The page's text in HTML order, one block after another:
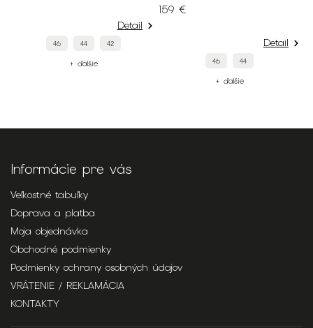
Detail
46 44 42
+ ďalšie
159 €
Detail
46 44
+ ďalšie
Informácie pre vás
Veľkostné tabuľky
Doprava a platba
Moja objednávka
Obchodné podmienky
Podmienky ochrany osobných údajov
VRÁTENIE / REKLAMÁCIA
KONTAKTY